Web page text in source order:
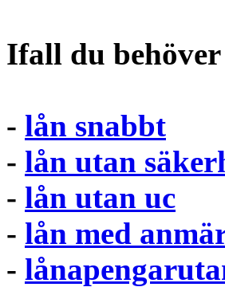
Ifall du
- lån snabbt
- lån utan
- lån utan uc
- lån med
-